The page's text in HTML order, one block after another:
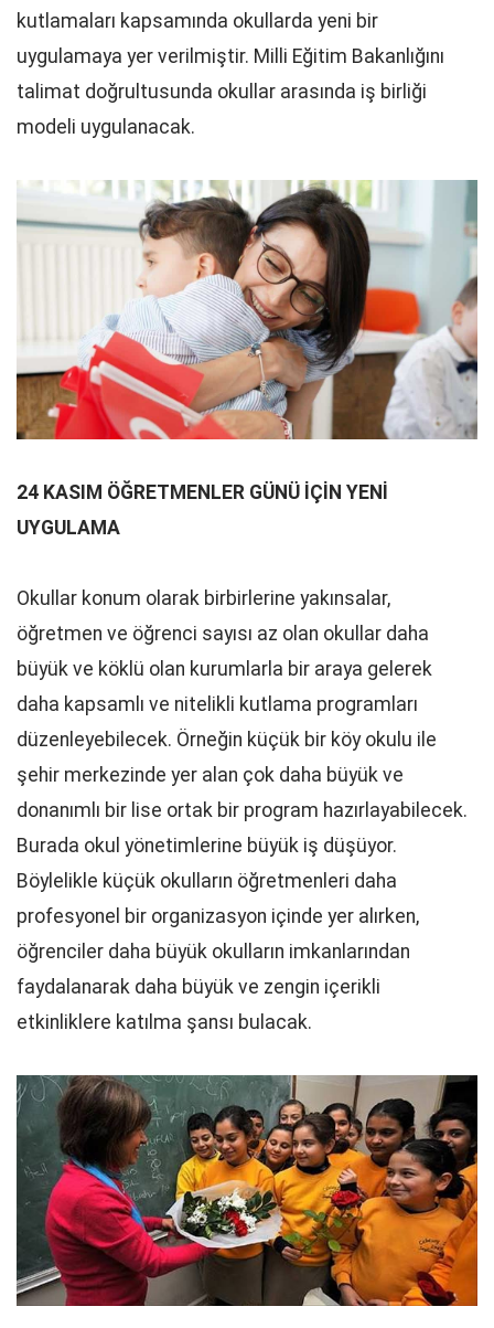
kutlamaları kapsamında okullarda yeni bir
uygulamaya yer verilmiştir. Milli Eğitim Bakanlığını
talimat doğrultusunda okullar arasında iş birliği
modeli uygulanacak.
24 KASIM ÖĞRETMENLER GÜNÜ İÇİN YENİ
UYGULAMA
Okullar konum olarak birbirlerine yakınsalar,
öğretmen ve öğrenci sayısı az olan okullar daha
büyük ve köklü olan kurumlarla bir araya gelerek
daha kapsamlı ve nitelikli kutlama programları
düzenleyebilecek. Örneğin küçük bir köy okulu ile
şehir merkezinde yer alan çok daha büyük ve
donanımlı bir lise ortak bir program hazırlayabilecek.
Burada okul yönetimlerine büyük iş düşüyor.
Böylelikle küçük okulların öğretmenleri daha
profesyonel bir organizasyon içinde yer alırken,
öğrenciler daha büyük okulların imkanlarından
faydalanarak daha büyük ve zengin içerikli
etkinliklere katılma şansı bulacak.